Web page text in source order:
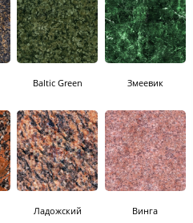
Baltic Green Змеевик
Ладожский Винга